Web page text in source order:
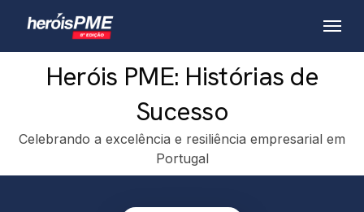
main
Menu
Heróis PME: Histórias de
Sucesso
Celebrando a excelência e resiliência empresarial em
Portugal